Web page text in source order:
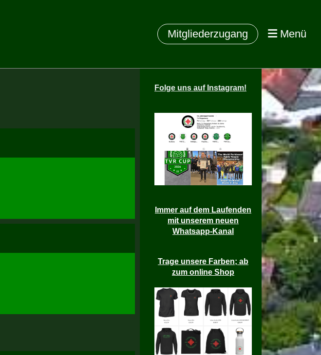
Mitgliederzugang Menü
Folge uns auf Instagram!
Immer auf dem Laufenden
mit unserem neuen
Whatsapp-Kanal
Trage unsere Farben; ab
zum online Shop